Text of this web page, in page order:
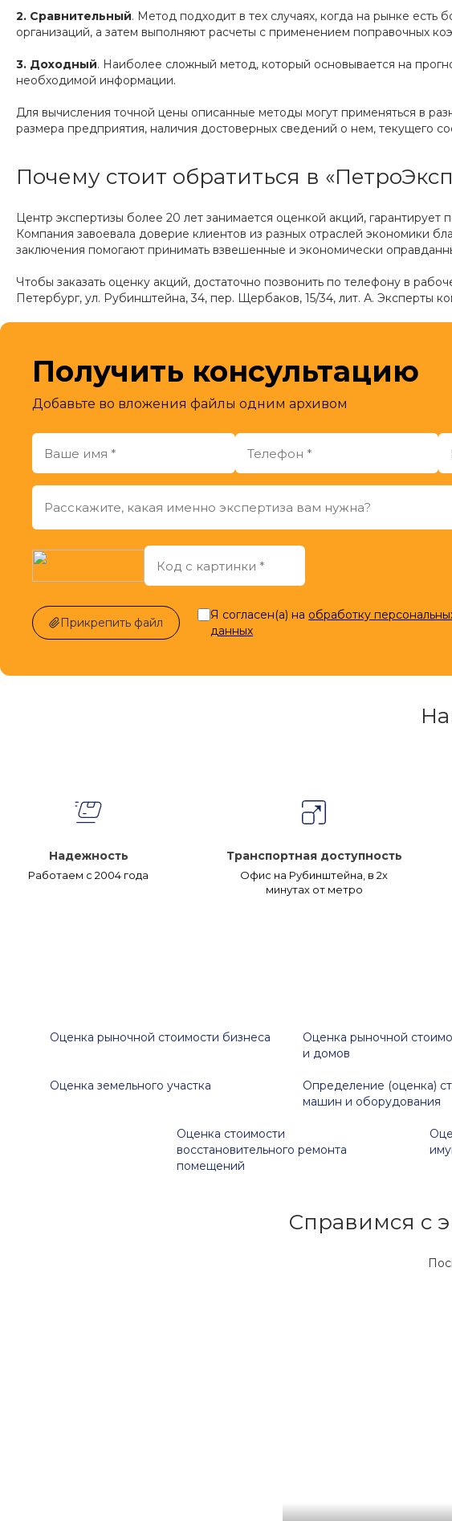
2. Сравнительный. Метод подходит в тех случаях, когда на рынке
организаций, а затем выполняют расчеты с применением поправочных
3. Доходный. Наиболее сложный метод, который основывается на
необходимой информации.
Для вычисления точной цены описанные методы могут применяться в
размера предприятия, наличия достоверных сведений о нем, текущего
Почему стоит обратиться в
Центр экспертизы более 20 лет занимается оценкой акций,
Компания завоевала доверие клиентов из разных отраслей экономики
заключения помогают принимать взвешенные и экономически
Чтобы заказать оценку акций, достаточно позвонить по телефону в
Петербург, ул. Рубинштейна, 34, пер. Щербаков, 15/34, лит. А. Эксперты
Получить консультацию
Добавьте во вложения файлы одним архивом
Прикрепить файл
Я согласен(а) на обработку
данных
Надежность
Работаем с 2004 года
Транспортная доступность
Офис на Рубинштейна, в 2х
минутах от метро
Оценка рыночной стоимости бизнеса
Оценка рыночной
и домов
Оценка земельного участка
Определение (оценка)
машин и оборудования
Оценка стоимости
восстановительного ремонта
помещений
Справимся с